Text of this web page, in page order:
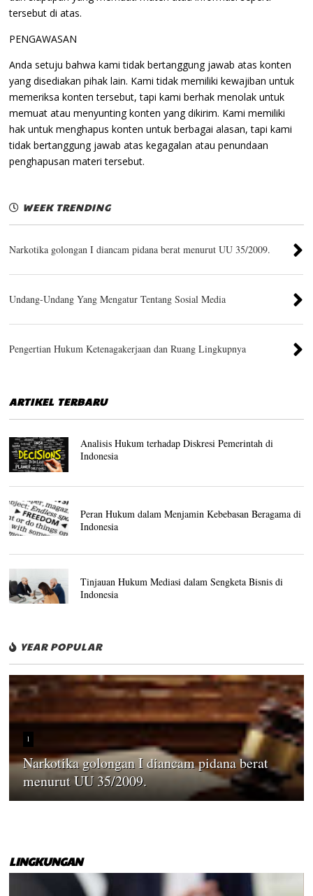
tersebut di atas.
PENGAWASAN
Anda setuju bahwa kami tidak bertanggung jawab atas konten
yang disediakan pihak lain. Kami tidak memiliki kewajiban untuk
memeriksa konten tersebut, tapi kami berhak menolak untuk
memuat atau menyunting konten yang dikirim. Kami memiliki
hak untuk menghapus konten untuk berbagai alasan, tapi kami
tidak bertanggung jawab atas kegagalan atau penundaan
penghapusan materi tersebut.
WEEK TRENDING
Narkotika golongan I diancam pidana berat menurut UU 35/2009.
Undang-Undang Yang Mengatur Tentang Sosial Media
Pengertian Hukum Ketenagakerjaan dan Ruang Lingkupnya
ARTIKEL TERBARU
Analisis Hukum terhadap Diskresi Pemerintah di
Indonesia
Peran Hukum dalam Menjamin Kebebasan Beragama di
Indonesia
Tinjauan Hukum Mediasi dalam Sengketa Bisnis di
Indonesia
YEAR POPULAR
1
Narkotika golongan I diancam pidana berat
menurut UU 35/2009.
LINGKUNGAN